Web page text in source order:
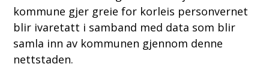
kommune gjer greie for korleis personvernet
blir ivaretatt i samband med data som blir
samla inn av kommunen gjennom denne
nettstaden.